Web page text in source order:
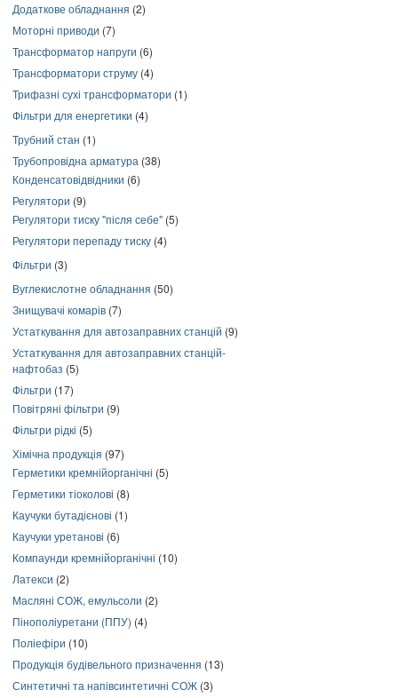
Додаткове обладнання (2)
Моторні приводи (7)
Трансформатор напруги (6)
Трансформатори струму (4)
Трифазні сухі трансформатори (1)
Фільтри для енергетики (4)
Трубний стан (1)
Трубопровідна арматура (38)
Конденсатовідвідники (6)
Регулятори (9)
Регулятори тиску "після себе" (5)
Регулятори перепаду тиску (4)
Фільтри (3)
Вуглекислотне обладнання (50)
Знищувачі комарів (7)
Устаткування для автозаправних станцій (9)
Устаткування для автозаправних станцій-
нафтобаз (5)
Фільтри (17)
Повітряні фільтри (9)
Фільтри рідкі (5)
Хімічна продукція (97)
Герметики кремнійорганічні (5)
Герметики тіоколові (8)
Каучуки бутадієнові (1)
Каучуки уретанові (6)
Компаунди кремнійорганічні (10)
Латекси (2)
Масляні СОЖ, емульсоли (2)
Пінополіуретани (ППУ) (4)
Поліефіри (10)
Продукція будівельного призначення (13)
Синтетичні та напівсинтетичні СОЖ (3)